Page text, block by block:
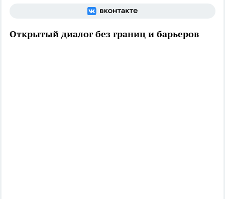
Открытый диалог без границ и барьеров